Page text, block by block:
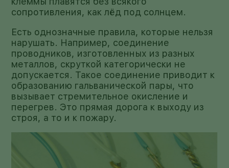
сопротивления, как лёд под солнцем.
Есть однозначные правила, которые нельзя
нарушать. Например, соединение
проводников, изготовленных из разных
металлов, скруткой категорически не
допускается. Такое соединение приводит к
образованию гальванической пары, что
вызывает стремительное окисление и
перегрев. Это прямая дорога к выходу из
строя, а то и к пожару.